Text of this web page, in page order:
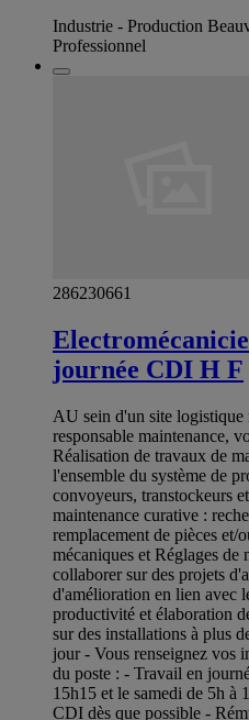
Industrie - Production
Professionnel
286230661
journée CDI H F
AU sein d'un site logistique
responsable maintenance,
Réalisation de travaux de
l'ensemble du système de
convoyeurs, transtockeurs
maintenance curative :
remplacement de pièces et/
mécaniques et Réglages de
collaborer sur des projets
d'amélioration en lien avec
productivité et élaboration
sur des installations à plus
jour - Vous renseignez vos
du poste : - Travail en
15h15 et le samedi de 5h à
CDI dès que possible -